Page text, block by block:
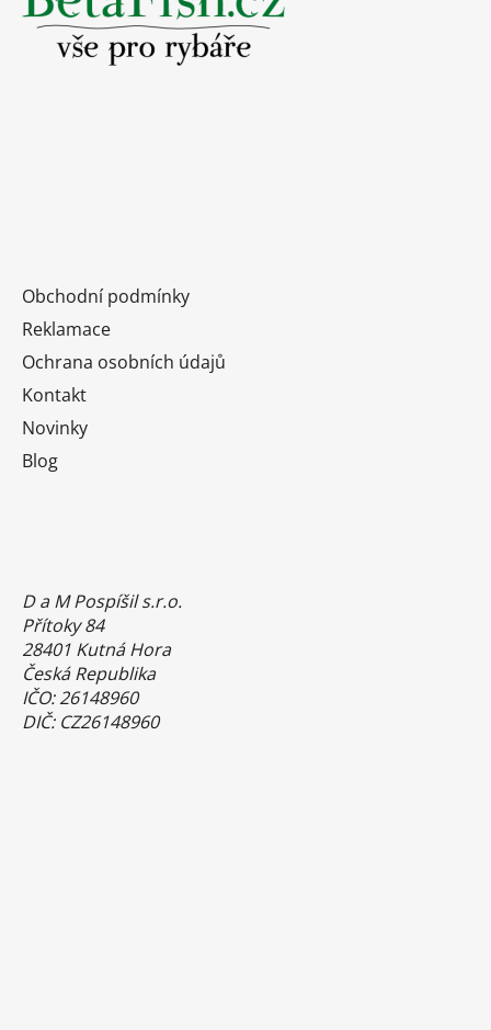
Obchodní podmínky
Reklamace
Ochrana osobních údajů
Kontakt
Novinky
Blog
D a M Pospíšil s.r.o.
Přítoky 84
28401 Kutná Hora
Česká Republika
IČO: 26148960
DIČ: CZ26148960